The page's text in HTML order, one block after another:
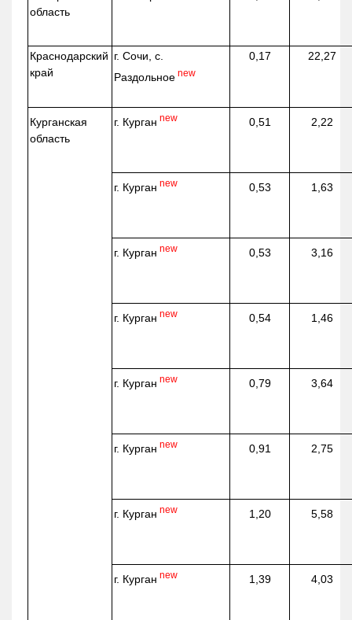
область
Краснодарский
край
г. Сочи, с.
Раздольное new
0,17 22,27
Курганская
область
г. Курган new 0,51 2,22
г. Курган new 0,53 1,63
г. Курган new 0,53 3,16
г. Курган new 0,54 1,46
г. Курган new 0,79 3,64
г. Курган new 0,91 2,75
г. Курган new 1,20 5,58
г. Курган new 1,39 4,03